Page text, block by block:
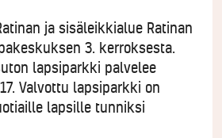
ja sisäleikkialue Ratinan
3. kerroksesta.
lapsiparkki palvelee
Valvottu lapsiparkki on
lapsille tunniksi